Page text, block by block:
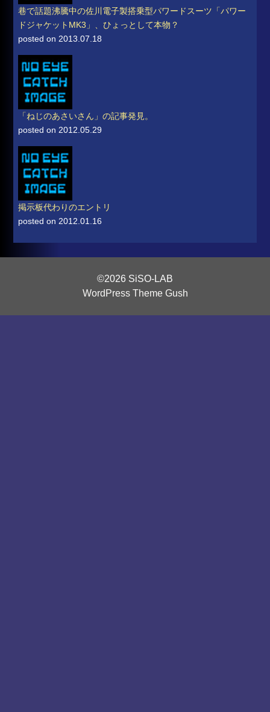
巷で話題沸騰中の佐川電子製搭乗型パワードスーツ「パワー
ドジャケットMK3」、ひょっとして本物？
posted on 2013.07.18
「ねじのあさいさん」の記事発見。
posted on 2012.05.29
掲示板代わりのエントリ
posted on 2012.01.16
©2026 SiSO-LAB
WordPress Theme Gush